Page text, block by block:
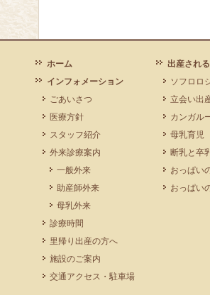
ホーム
インフォメーション
ごあいさつ
医療方針
スタッフ紹介
外来診療案内
一般外来
助産師外来
母乳外来
診療時間
里帰り出産の方へ
施設のご案内
交通アクセス・駐車場
出産され
ソフロロ
立会い出
カンガル
母乳育児
断乳と卒
おっぱい
おっぱい